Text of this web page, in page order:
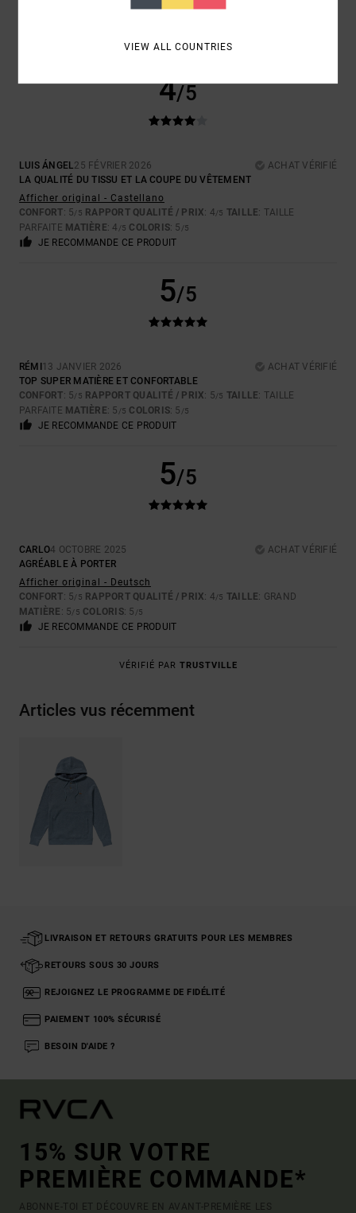
RAPPORT QUALITÉ / PRIX: 5/5 TAILLE
JE RECOMMANDE CE PRODUIT
4/5
LUIS ÁNGEL25 FÉVRIER 2026
ACHAT VÉRIFIÉ
LA QUALITÉ DU TISSU ET LA COUPE DU VÊTEMENT
Afficher original - Castellano
CONFORT: 5/5 RAPPORT QUALITÉ / PRIX: 4/5 TAILLE: TAILLE
PARFAITE MATIÈRE: 4 /5 COLORIS: 5 /5
JE RECOMMANDE CE PRODUIT
5/5
RÉMI 13 JANVIER 2026
ACHAT VÉRIFIÉ
TOP SUPER MATIÈRE ET CONFORTABLE
CONFORT: 5/5 RAPPORT QUALITÉ / PRIX: 5/5 TAILLE: TAILLE
PARFAITE MATIÈRE: 5 /5 COLORIS: 5 /5
JE RECOMMANDE CE PRODUIT
5/5
CARLO4 OCTOBRE 2025
ACHAT VÉRIFIÉ
AGRÉABLE À PORTER
Afficher original - Deutsch
CONFORT: 5/5 RAPPORT QUALITÉ / PRIX: 4/5 TAILLE: GRAND
MATIÈRE : 5/5 COLORIS: 5 /5
JE RECOMMANDE CE PRODUIT
VÉRIFIÉ PAR TRUSTVILLE
Articles vus récemment
LIVRAISON ET RETOURS GRATUITS POUR LES MEMBRES
RETOURS SOUS 30 JOURS
REJOIGNEZ LE PROGRAMME DE FIDÉLITÉ
PAIEMENT 100% SÉCURISÉ
BESOIN D'AIDE ?
15% SUR VOTRE
PREMIÈRE COMMANDE*
ABONNE-TOI ET DÉCOUVRE EN AVANT-PREMIÈRE LES
VIEW ALL COUNTRIES